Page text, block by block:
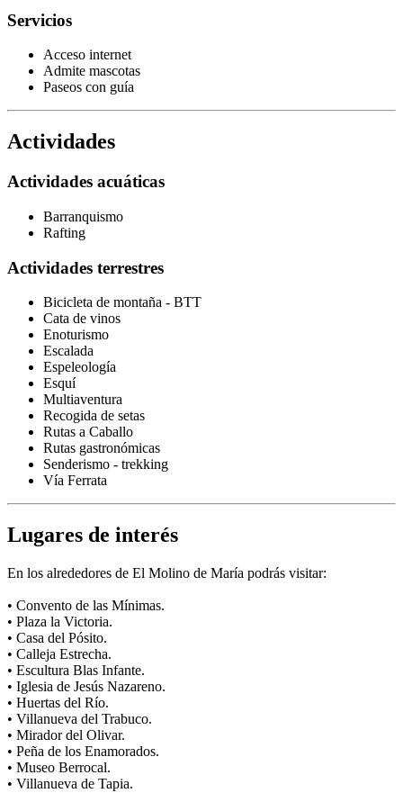
Servicios
Acceso internet
Admite mascotas
Paseos con guía
Actividades
Actividades acuáticas
Barranquismo
Rafting
Actividades terrestres
Bicicleta de montaña - BTT
Cata de vinos
Enoturismo
Escalada
Espeleología
Esquí
Multiaventura
Recogida de setas
Rutas a Caballo
Rutas gastronómicas
Senderismo - trekking
Vía Ferrata
Lugares de interés
En los alrededores de El Molino de María podrás visitar:
• Convento de las Mínimas.
• Plaza la Victoria.
• Casa del Pósito.
• Calleja Estrecha.
• Escultura Blas Infante.
• Iglesia de Jesús Nazareno.
• Huertas del Río.
• Villanueva del Trabuco.
• Mirador del Olivar.
• Peña de los Enamorados.
• Museo Berrocal.
• Villanueva de Tapia.